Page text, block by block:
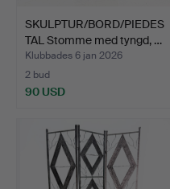
SKULPTUR/BORD/PIEDES
TAL Stomme med tyngd, …
Klubbades 6 jan 2026
2 bud
90 USD